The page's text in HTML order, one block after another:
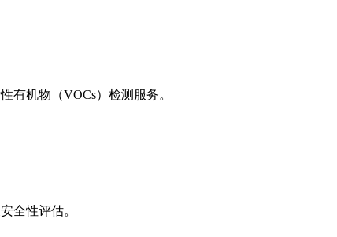
有机物（VOCs）检测服务。
全性评估。